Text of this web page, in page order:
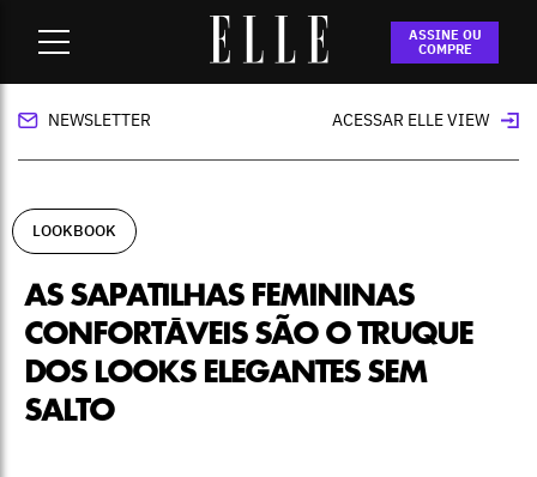
ASSINE OU
COMPRE
As sapatilhas femininas confortáveis são o
truque dos looks elegantes sem salto
NEWSLETTER ACESSAR ELLE VIEW
LOOKBOOK
AS SAPATILHAS FEMININAS
CONFORTÁVEIS SÃO O TRUQUE
DOS LOOKS ELEGANTES SEM
SALTO